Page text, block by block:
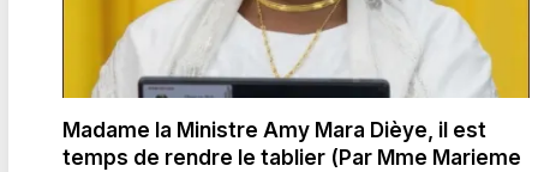
Madame la Ministre Amy Mara Dièye, il est
temps de rendre le tablier (Par Mme Marieme